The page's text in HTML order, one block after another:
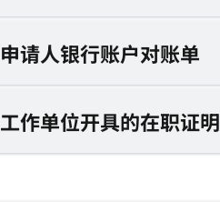
申请人银行账户对账单
工作单位开具的在职证明